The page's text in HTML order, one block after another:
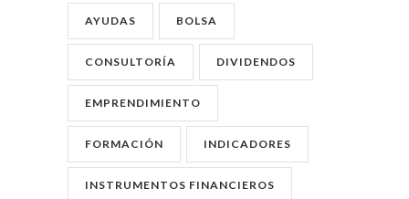
AYUDAS BOLSA
CONSULTORÍA DIVIDENDOS
EMPRENDIMIENTO
FORMACIÓN INDICADORES
INSTRUMENTOS FINANCIEROS